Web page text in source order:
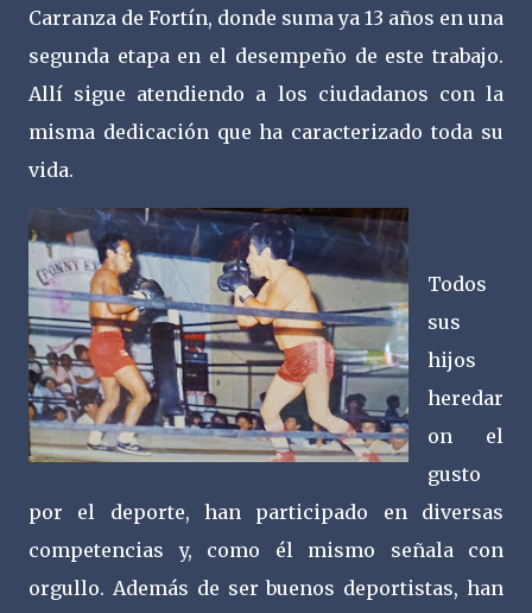
Carranza de Fortín, donde suma ya 13 años en una
segunda etapa en el desempeño de este trabajo.
Allí sigue atendiendo a los ciudadanos con la
misma dedicación que ha caracterizado toda su
vida.
Todos
sus
hijos
heredar
on el
gusto
por el deporte, han participado en diversas
competencias y, como él mismo señala con
orgullo. Además de ser buenos deportistas, han